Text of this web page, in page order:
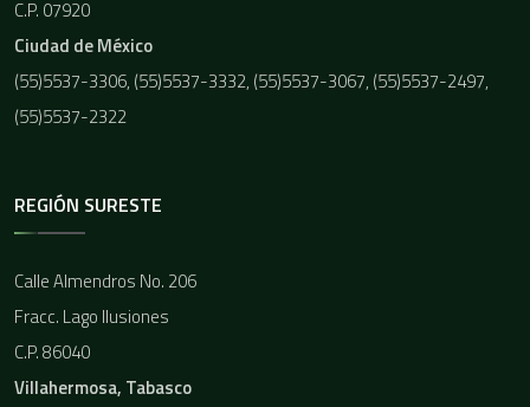
C.P. 07920
Ciudad de México
(55)5537-3306, (55)5537-3332, (55)5537-3067, (55)5537-2497,
(55)5537-2322
REGIÓN SURESTE
Calle Almendros No. 206
Fracc. Lago Ilusiones
C.P. 86040
Villahermosa, Tabasco